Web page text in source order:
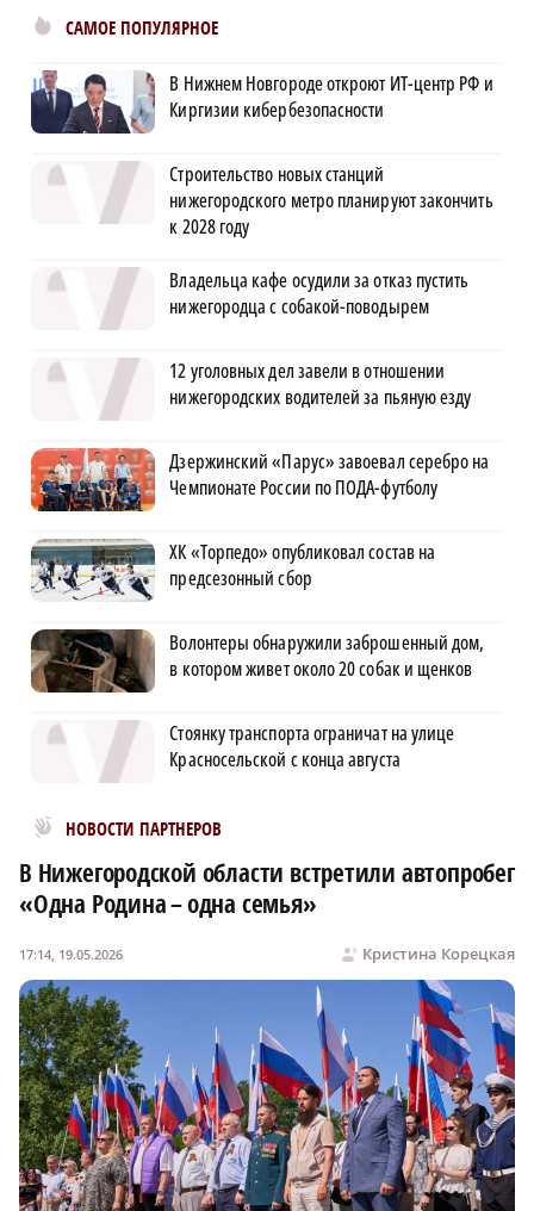
САМОЕ ПОПУЛЯРНОЕ
В Нижнем Новгороде откроют ИТ-центр РФ и
Киргизии кибербезопасности
Строительство новых станций
нижегородского метро планируют закончить
к 2028 году
Владельца кафе осудили за отказ пустить
нижегородца с собакой-поводырем
12 уголовных дел завели в отношении
нижегородских водителей за пьяную езду
Дзержинский «Парус» завоевал серебро на
Чемпионате России по ПОДА-футболу
ХК «Торпедо» опубликовал состав на
предсезонный сбор
Волонтеры обнаружили заброшенный дом,
в котором живет около 20 собак и щенков
Стоянку транспорта ограничат на улице
Красносельской с конца августа
НОВОСТИ ПАРТНЕРОВ
Новости МирТесен
В Нижегородской области встретили автопробег
«Одна Родина – одна семья»
Кристина Корецкая
17:14, 19.05.2026